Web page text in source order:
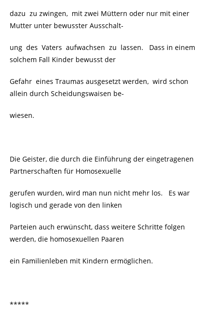
dazu zu zwingen, mit zwei Müttern oder nur mit einer
Mutter unter bewusster Ausschalt-
ung des Vaters aufwachsen zu lassen. Dass in einem
solchem Fall Kinder bewusst der
Gefahr eines Traumas ausgesetzt werden, wird schon
allein durch Scheidungswaisen be-
wiesen.
Die Geister, die durch die Einführung der eingetragenen
Partnerschaften für Homosexuelle
gerufen wurden, wird man nun nicht mehr los. Es war
logisch und gerade von den linken
Parteien auch erwünscht, dass weitere Schritte folgen
werden, die homosexuellen Paaren
ein Familienleben mit Kindern ermöglichen.
*****